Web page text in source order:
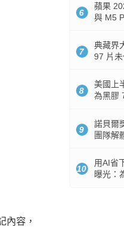
內容，
6
蘋果
與 M5
7
典藏界
97 片
8
美國上
為黑膠
9
諾貝爾
團隊解
10
用AI省
曝光：